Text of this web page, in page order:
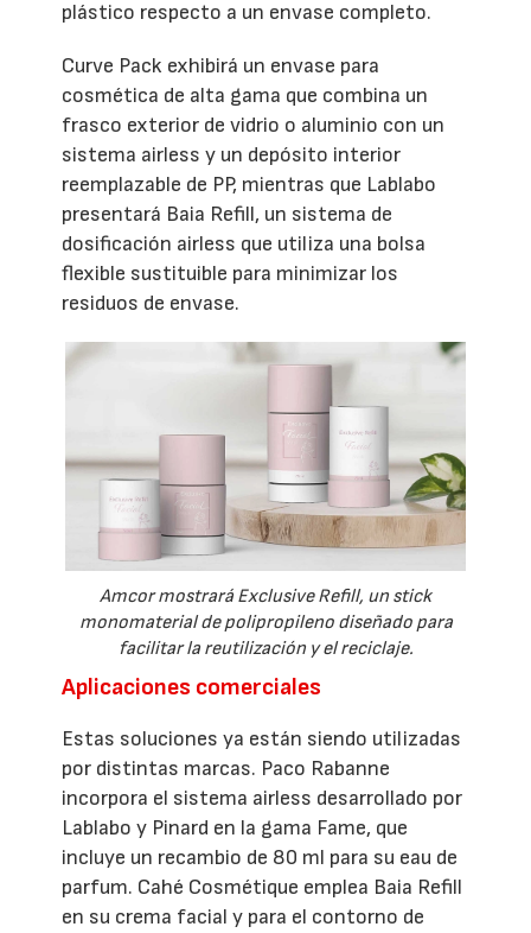
plástico respecto a un envase completo.
Curve Pack exhibirá un envase para
cosmética de alta gama que combina un
frasco exterior de vidrio o aluminio con un
sistema airless y un depósito interior
reemplazable de PP, mientras que Lablabo
presentará Baia Refill, un sistema de
dosificación airless que utiliza una bolsa
flexible sustituible para minimizar los
residuos de envase.
Amcor mostrará Exclusive Refill, un stick
monomaterial de polipropileno diseñado para
facilitar la reutilización y el reciclaje.
Aplicaciones comerciales
Estas soluciones ya están siendo utilizadas
por distintas marcas. Paco Rabanne
incorpora el sistema airless desarrollado por
Lablabo y Pinard en la gama Fame, que
incluye un recambio de 80 ml para su eau de
parfum. Cahé Cosmétique emplea Baia Refill
en su crema facial y para el contorno de